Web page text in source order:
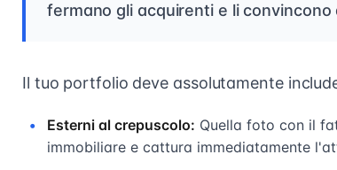
fermano gli acquirenti e li
Il tuo portfolio deve assolutamente
Esterni al crepuscolo: Quella foto con il
immobiliare e cattura immediatamente